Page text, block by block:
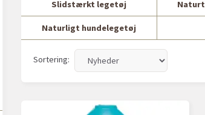
Slidstærkt legetøj
Naturligt hundelegetøj
Sortering: